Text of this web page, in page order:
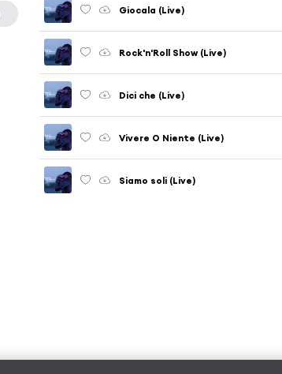
Giocala (Live)
Rock'n'Roll Show (Live)
Dici che (Live)
Vivere O Niente (Live)
Siamo soli (Live)